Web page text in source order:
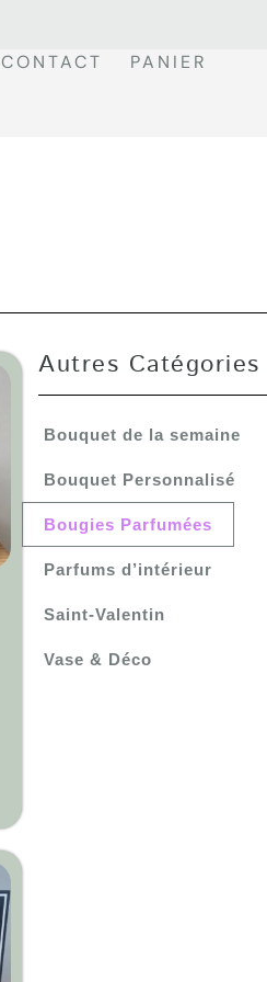
CONTACT PANIER
Autres Catégories
Bouquet de la semaine
Bouquet Personnalisé
Bougies Parfumées
Parfums d’intérieur
Saint-Valentin
Vase & Déco